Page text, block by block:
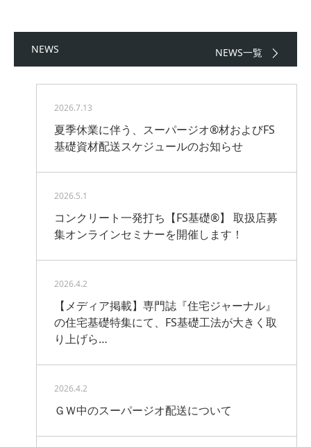
NEWS NEWS一覧
2026.7.13
夏季休業に伴う、スーパージオ®材およびFS
基礎資材配送スケジュールのお知らせ
2026.5.1
コンクリート一発打ち【FS基礎®】 取扱店募
集オンラインセミナーを開催します！
2026.4.2
【メディア掲載】専門誌『住宅ジャーナル』
の住宅基礎特集にて、FS基礎工法が大きく取
り上げら…
2026.4.2
ＧＷ中のスーパージオ配送について